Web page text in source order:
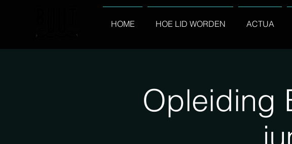
HOME HOE LID WORDEN ACTUA
Opleiding